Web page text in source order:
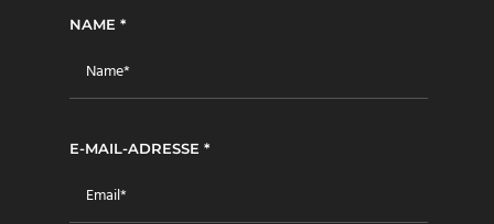
NAME *
E-MAIL-ADRESSE *